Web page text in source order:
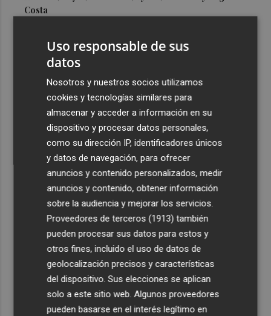
Costa
una lesión muscular
San Javier da viabilidad al nuevo contrato del transporte
urbano y a un hotel de cuatro estrellas en La Manga con
324 habitaciones
Estos son los estrenos que abren la cartelera en agosto:
de la comedia 'El último mono' a una nueva entrega de
'La Patrulla Canina'
Recibe toda la actualidad de
Plaza Podcast en tu correo
Quiero suscribirme
Uso responsable de sus
datos
Nosotros y nuestros socios utilizamos
cookies y tecnologías similares para
almacenar y acceder a información en su
dispositivo y procesar datos personales,
como su dirección IP, identificadores únicos
y datos de navegación, para ofrecer
anuncios y contenido personalizados, medir
anuncios y contenido, obtener información
sobre la audiencia y mejorar los servicios.
Proveedores de terceros (1913) también
pueden procesar sus datos para estos y
otros fines, incluido el uso de datos de
geolocalización precisos y características
del dispositivo. Sus elecciones se aplican
solo a este sitio web. Algunos proveedores
pueden basarse en el interés legítimo en